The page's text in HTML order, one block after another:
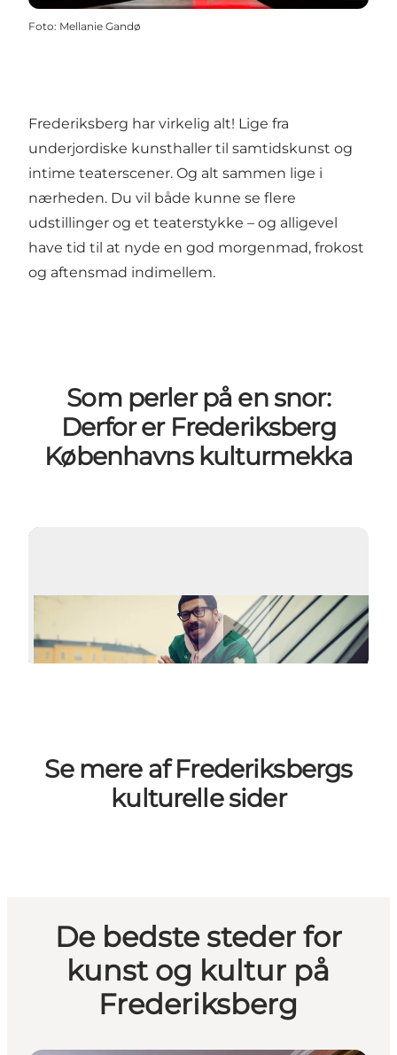
Foto: Mellanie Gandø
Frederiksberg har virkelig alt! Lige fra
underjordiske kunsthaller til samtidskunst og
intime teaterscener. Og alt sammen lige i
nærheden. Du vil både kunne se flere
udstillinger og et teaterstykke – og alligevel
have tid til at nyde en god morgenmad, frokost
og aftensmad indimellem.
Som perler på en snor:
Derfor er Frederiksberg
Københavns kulturmekka
Afspil video
Se mere af Frederiksbergs
kulturelle sider
De bedste steder for
kunst og kultur på
Frederiksberg